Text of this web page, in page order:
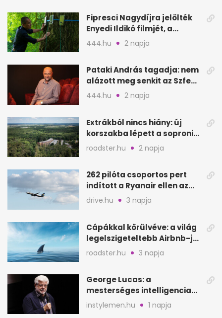
Fipresci Nagydíjra jelölték
Enyedi Ildikó filmjét, a
Csendes barátot
444.hu 2 napja
Pataki András tagadja: nem
alázott meg senkit az Szfe
felvételijén
444.hu 2 napja
Extrákból nincs hiány: új
korszakba lépett a soproni
Fagus Hotel
roadster.hu 2 napja
262 pilóta csoportos pert
indított a Ryanair ellen az
Egyesült Királyságban
drive.hu 3 napja
Cápákkal körülvéve: a világ
legelszigeteltebb Airbnb-je
a nyílt tengeren
roadster.hu 3 napja
George Lucas: a
mesterséges intelligencia
lehet Hollywood következő
lépése
instylemen.hu 1 napja